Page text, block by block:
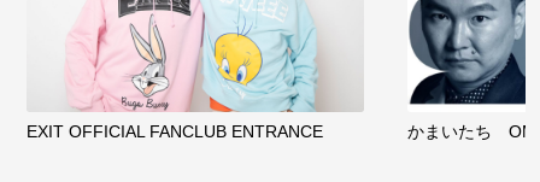
EXIT OFFICIAL FANCLUB ENTRANCE かまいたち